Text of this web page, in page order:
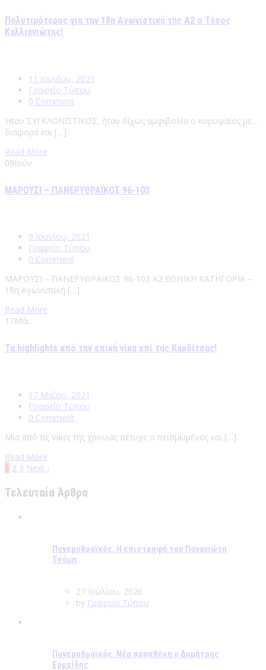
Πολυτιμότερος για την 18η Αγωνιστική της Α2 ο Τάσος
Καλλιανιώτης!
11 Ιουνίου, 2021
Γραφείο Τύπου
0 Comment
Ήταν ΣΥΓΚΛΟΝΙΣΤΙΚΟΣ, ήταν δίχως αμφιβολία ο κορυφαίος με…
διαφορά και […]
Read More
09Ιούν
ΜΑΡΟΥΣΙ – ΠΑΝΕΡΥΘΡΑΪΚΟΣ 96-103
9 Ιουνίου, 2021
Γραφείο Τύπου
0 Comment
ΜΑΡΟΥΣΙ – ΠΑΝΕΡΥΘΡΑΪΚΟΣ 96-103 Α2 ΕΘΝΙΚΗ ΚΑΤΗΓΟΡΙΑ –
18η Αγωνιστική […]
Read More
17Μάι
Τα highlights από την επική νίκη επί της Καρδίτσας!
17 Μαΐου, 2021
Γραφείο Τύπου
0 Comment
Μία από τις νίκες της χρονιάς πέτυχε ο πεισμωμένος και […]
Read More
1 2 3 Next ›
Τελευταία Άρθρα
Πανερυθραϊκός: Η επιστροφή του Παναγιώτη
Τσάμη
27 Ιουλίου, 2026
by Γραφείο Τύπου
Πανερυθραϊκός: Νέα προσθήκη ο Δημήτρης
Ερμείδης